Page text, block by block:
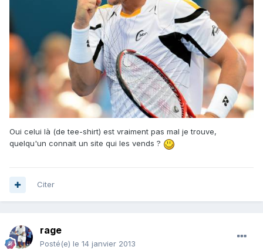
Oui celui là (de tee-shirt) est vraiment pas mal je trouve,
quelqu'un connait un site qui les vends ?
Citer
rage
Posté(e) le 14 janvier 2013